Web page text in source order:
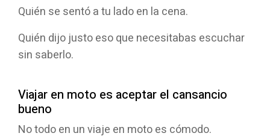
Quién se sentó a tu lado en la cena.
Quién dijo justo eso que necesitabas escuchar
sin saberlo.
Viajar en moto es aceptar el cansancio
bueno
No todo en un viaje en moto es cómodo.